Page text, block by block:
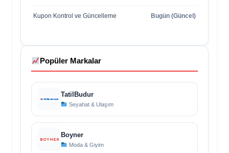
Kupon Kontrol ve Güncelleme Bugün (Güncel)
Popüler Markalar
TatilBudur
Seyahat & Ulaşım
Boyner
Moda & Giyim